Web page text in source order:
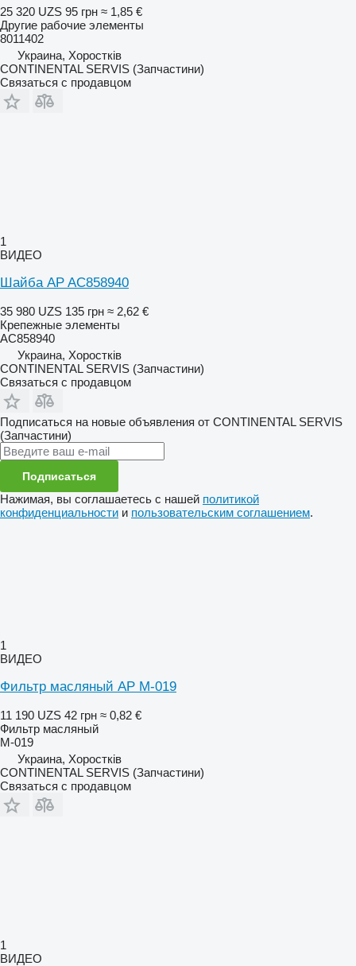
25 320 UZS 95 грн ≈ 1,85 €
Другие рабочие элементы
8011402
Украина, Хоростків
CONTINENTAL SERVIS (Запчастини)
Связаться с продавцом
1
ВИДЕО
Шайба AP AC858940
35 980 UZS 135 грн ≈ 2,62 €
Крепежные элементы
AC858940
Украина, Хоростків
CONTINENTAL SERVIS (Запчастини)
Связаться с продавцом
Подписаться на новые объявления от CONTINENTAL SERVIS
(Запчастини)
Подписаться
Нажимая, вы соглашаетесь с нашей политикой
конфиденциальности и пользовательским соглашением.
1
ВИДЕО
Фильтр масляный AP M-019
11 190 UZS 42 грн ≈ 0,82 €
Фильтр масляный
M-019
Украина, Хоростків
CONTINENTAL SERVIS (Запчастини)
Связаться с продавцом
1
ВИДЕО